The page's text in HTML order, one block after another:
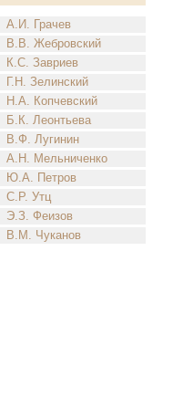
А.И. Грачев
В.В. Жебровский
К.С. Завриев
Г.Н. Зелинский
Н.А. Копчевский
Б.К. Леонтьева
В.Ф. Лугинин
А.Н. Мельниченко
Ю.А. Петров
С.Р. Утц
Э.З. Феизов
В.М. Чуканов